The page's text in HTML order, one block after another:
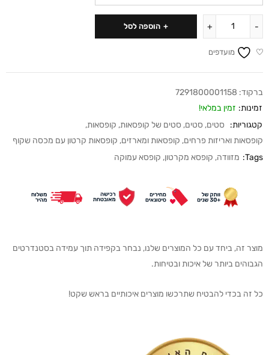
הוספה לסל
מועדפים
ברקוד: 7291800001158
זמינות: זמין במלאי!
קטגוריות:
סטים, סטים, סטים של קופסאות, קופסאות,
קופסאות ואריזות פרחים, קופסאות ומארזים, קופסאות קרטון עם מכסה שקוף
Tags: מזוודה, קופסא מקרטון, קופסא עמוקה
מוצר זה, ביחד עם כל המוצרים שלנו, נבחר בקפידה תוך עמידה בסטנדרטים
הגבוהים ביותר של איכות ובטיחות.
כל זה בכדי להבטיח שתרכשו מוצרים איכותיים בראש שקט!